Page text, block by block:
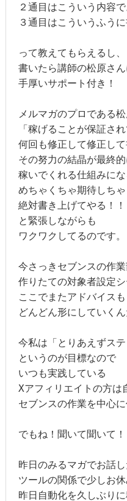
２通目はこういう内容で
３通目はこういうふうに
って教えてもらえるし、
書いたら講師の松原さ
手厚いサポート付き！
メルマガのプロである
「稼げることが保証さ
何回も修正して修正し
その努力の結晶が最終的
稼いでくれる仕組みに
めちゃくちゃ期待しち
絶対書き上げてやる！！
と緊張しながらも
ワクワクしてるのです。
今さっきセブンスの作
作りたての対象者設定
ここでまたアドバイス
どんどん形にしていく
今私は「とりあえずス
というのが目標なので
いつも実践している
Xアフィリエイトの方は
セブンスの作業を中心に
でもね！聞いて聞いて！
昨日のみるマガでお話し
ツールの関係で少しお
昨日自動化を久しぶり